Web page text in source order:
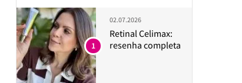
02.07.2026
Retinal Celimax:
resenha completa
1